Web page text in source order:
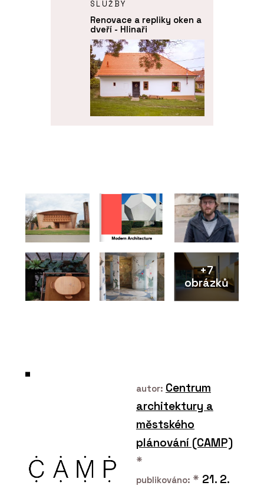
SLUŽBY
Renovace a repliky oken a
dveří - Hlinaři
SLUŽBY
Hliněné omítky - Hlinaři
Vápenné fasády a omítky
+7
obrázků
autor: Centrum
architektury a
městského
plánování (CAMP)
*
publikováno: * 21. 2.